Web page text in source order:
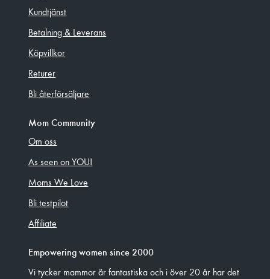
Kundtjänst
Betalning & Leverans
Köpvillkor
Returer
Bli återförsäljare
Mom Community
Om oss
As seen on YOU!
Moms We Love
Bli testpilot
Affiliate
Empowering women since 2000
Vi tycker mammor är fantastiska och i över 20 år har det